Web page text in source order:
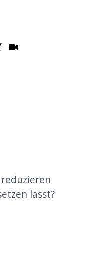
lässt?